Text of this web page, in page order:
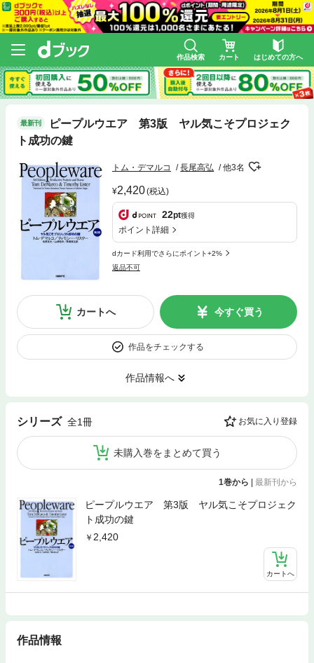
作品検索 カート はじめての方へ
最新刊
ピープルウエア 第3版 ヤル気こそプロジェク
ト成功の鍵
トム・デマルコ 長尾高弘 他3名
2,420(税込)
22pt獲得
ポイント詳細
dカード利用でさらにポイント+2%
返品不可
カートへ 今すぐ買う
作品をチェックする
作品情報へ
シリーズ 全1冊 お気に入り登録
未購入巻をまとめて買う
1巻から | 最新刊から
ピープルウエア 第3版 ヤル気こそプロジェク
ト成功の鍵
2,420
カートへ
作品情報